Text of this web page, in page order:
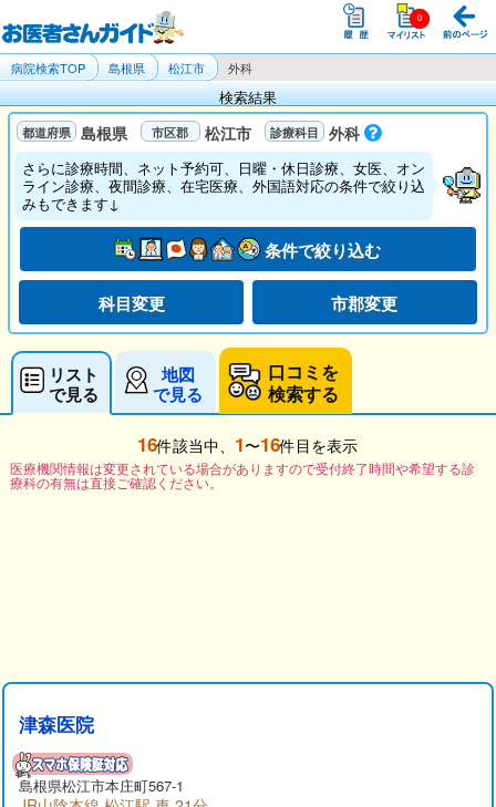
病院検索TOP 島根県 松江市 外科
検索結果
島根県 松江市 外科
さらに診療時間、ネット予約可、日曜・休日診療、女医、オン
ライン診療、夜間診療、在宅医療、外国語対応の条件で絞り込
みもできます↓
条件で絞り込む
科目変更 市郡変更
リスト
で見る
地図
で見る
口コミを
検索する
16件該当中、 1〜16件目を表示
医療機関情報は変更されている場合がありますので受付終了時間や希望する診
療科の有無は直接ご確認ください。
津森医院
島根県松江市本庄町567-1